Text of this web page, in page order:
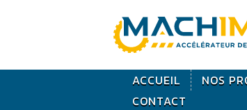
ACCUEIL NOS
CONTACT